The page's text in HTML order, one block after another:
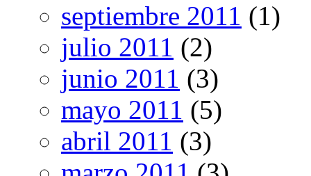
septiembre 2011 (1)
julio 2011 (2)
junio 2011 (3)
mayo 2011 (5)
abril 2011 (3)